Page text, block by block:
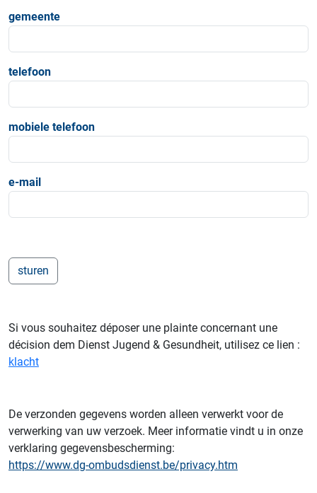
gemeente
telefoon
mobiele telefoon
e-mail
Si vous souhaitez déposer une plainte concernant une
décision dem Dienst Jugend & Gesundheit, utilisez ce lien :
klacht
De verzonden gegevens worden alleen verwerkt voor de
verwerking van uw verzoek. Meer informatie vindt u in onze
verklaring gegevensbescherming:
https://www.dg-ombudsdienst.be/privacy.htm